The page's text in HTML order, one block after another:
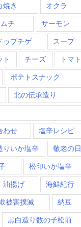
焼き オクラ
チ サーモン
ゥブチゲ スープ
ト チーズ トマト
ポテトスナック
北の伝承造り
わせ 塩辛レシピ
りいか塩辛 敬老の日
松印いか塩辛
油揚げ 海鮮紀行
被害撲滅 納豆
黒白造り数の子松前